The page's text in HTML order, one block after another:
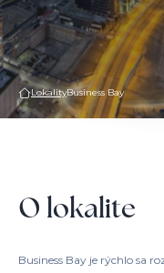
LokalityBusiness Bay
O lokalite
Business Bay je rýchlo sa